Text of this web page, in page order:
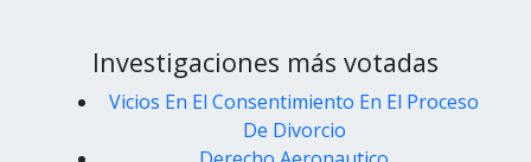
Investigaciones más votadas
Vicios En El Consentimiento En El Proceso
De Divorcio